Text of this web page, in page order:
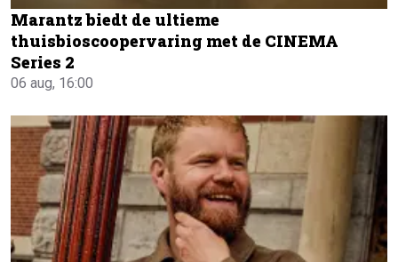
Marantz biedt de ultieme
thuisbioscoopervaring met de CINEMA
Series 2
06 aug, 16:00